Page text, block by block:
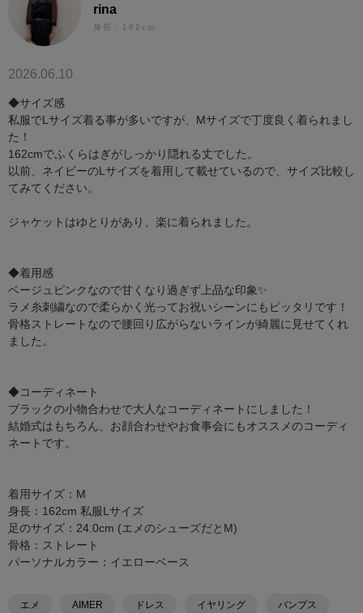
rina
身長：162cm
2026.06.10
◆サイズ感
私服でLサイズ着る事が多いですが、Mサイズで丁度良く着られまし
た！
162cmでふくらはぎがしっかり隠れる丈でした。
以前、ネイビーのLサイズを着用して載せているので、サイズ比較し
てみてください。
ジャケットはゆとりがあり、楽に着られました。
◆着用感
ベージュピンクなので甘くなり過ぎず上品な印象✨
ラメ糸刺繍なので柔らかく光ってお祝いシーンにもピッタリです！
骨格ストレートなので腰回り広がらないラインが綺麗に見せてくれ
ました。
◆コーディネート
ブラックの小物合わせで大人なコーディネートにしました！
結婚式はもちろん、お顔合わせやお食事会にもオススメのコーディ
ネートです。
着用サイズ：M
身長：162cm 私服Lサイズ
足のサイズ：24.0cm (エメのシューズだとM)
骨格：ストレート
パーソナルカラー：イエローベース
エメ AIMER ドレス イヤリング パンプス